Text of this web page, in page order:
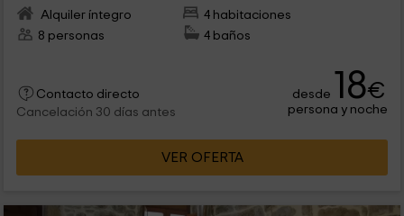
Alquiler íntegro
4 habitaciones
8 personas
4 baños
Contacto directo
Cancelación 30 días antes
desde 18€
persona y noche
VER OFERTA